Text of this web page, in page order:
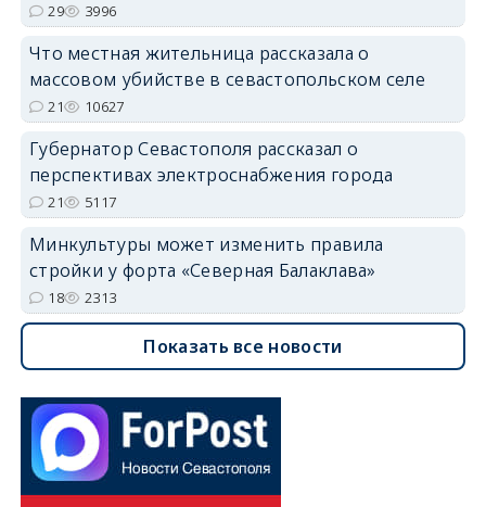
29 3996
Что местная жительница рассказала о
массовом убийстве в севастопольском селе
21 10627
Губернатор Севастополя рассказал о
перспективах электроснабжения города
21 5117
Минкультуры может изменить правила
стройки у форта «Северная Балаклава»
18 2313
Показать все новости